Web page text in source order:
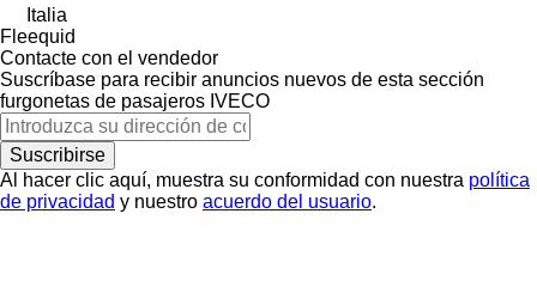
Italia
Fleequid
Contacte con el vendedor
Suscríbase para recibir anuncios nuevos de esta sección
furgonetas de pasajeros IVECO
Suscribirse
Al hacer clic aquí, muestra su conformidad con nuestra política
de privacidad y nuestro acuerdo del usuario.